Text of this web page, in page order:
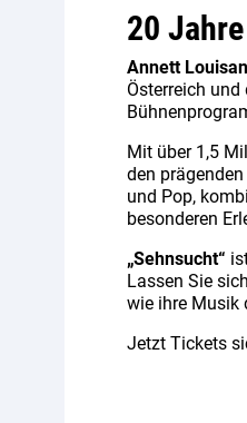
20
Annett Louisan
Österreich und
Mit über 1,5
den
und Pop,
besonderen
„Sehnsucht“
Lassen Sie
wie ihre Musik
Jetzt Tickets